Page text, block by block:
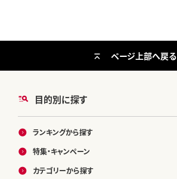
目的別に探す
ランキングから探す
特集・キャンペーン
カテゴリーから探す
ページ上部へ戻る